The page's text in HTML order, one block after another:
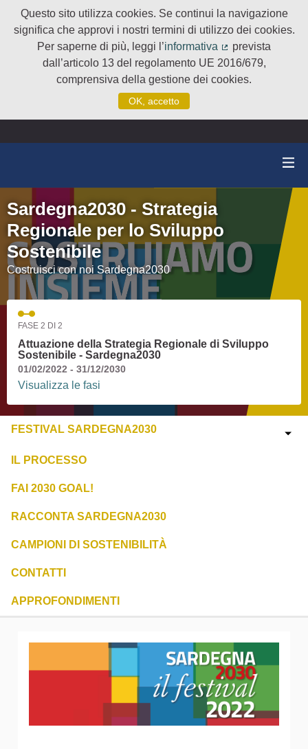
Questo sito utilizza cookies. Se continui la navigazione
significa che approvi i nostri termini di utilizzo dei cookies.
Per saperne di più, leggi l’informativa
(Collegamento
prevista
dall’articolo 13 del regolamento UE 2016/679,
comprensiva della gestione dei cookies.
OK, accetto
Sardegna2030 - Strategia
Regionale per lo Sviluppo
Sostenibile
Costruisci con noi Sardegna2030
FASE 2 DI 2
Attuazione della Strategia Regionale di Sviluppo
Sostenibile - Sardegna2030
01/02/2022 - 31/12/2030
Visualizza le fasi
FESTIVAL SARDEGNA2030
IL PROCESSO
FAI 2030 GOAL!
RACCONTA SARDEGNA2030
CAMPIONI DI SOSTENIBILITÀ
CONTATTI
APPROFONDIMENTI